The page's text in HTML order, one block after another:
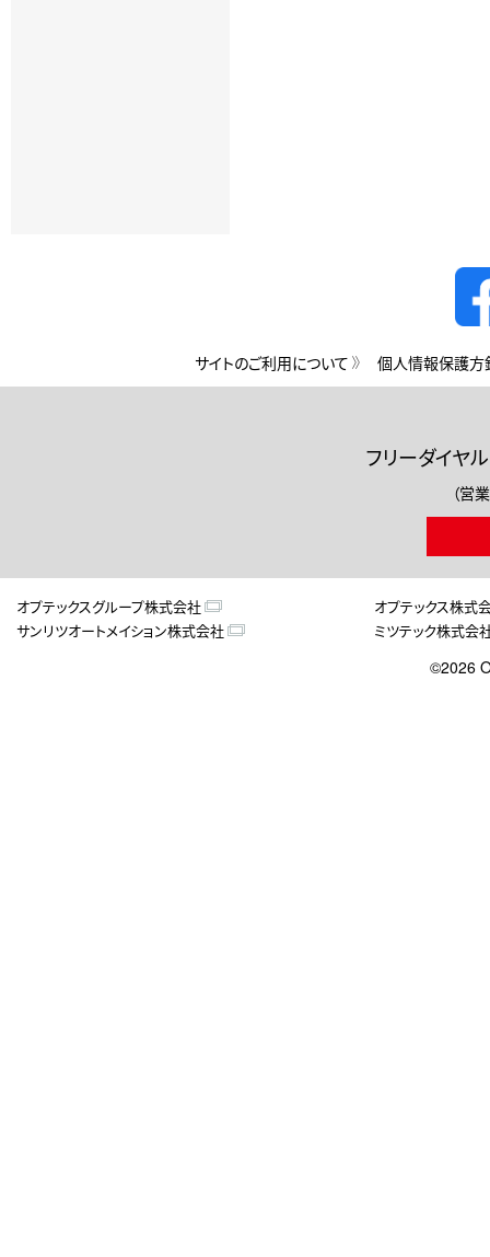
サイトのご利用について 個人情報保護方
フリーダイヤル
（営
オプテックスグループ株式会社
オプテックス株式
サンリツオートメイション株式会社
ミツテック株式会
©2026